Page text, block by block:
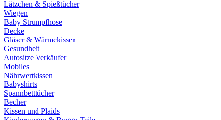
Lätzchen & Spießtücher
Wiegen
Baby Strumpfhose
Decke
Gläser & Wärmekissen
Gesundheit
Autositze Verkäufer
Mobiles
Nährwertkissen
Babyshirts
Spannbetttücher
Becher
Kissen und Plaids